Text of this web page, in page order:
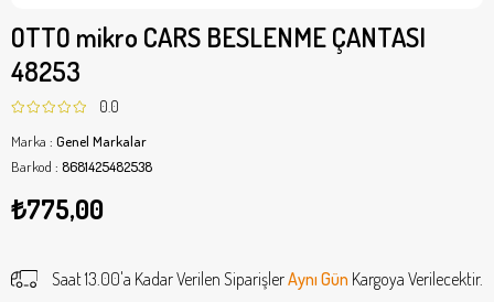
OTTO mikro CARS BESLENME ÇANTASI
48253
0.0
Marka : Genel Markalar
Barkod : 8681425482538
₺775,00
Saat 13.00'a Kadar Verilen SiparişlerAynı Gün Kargoya Verilecektir.